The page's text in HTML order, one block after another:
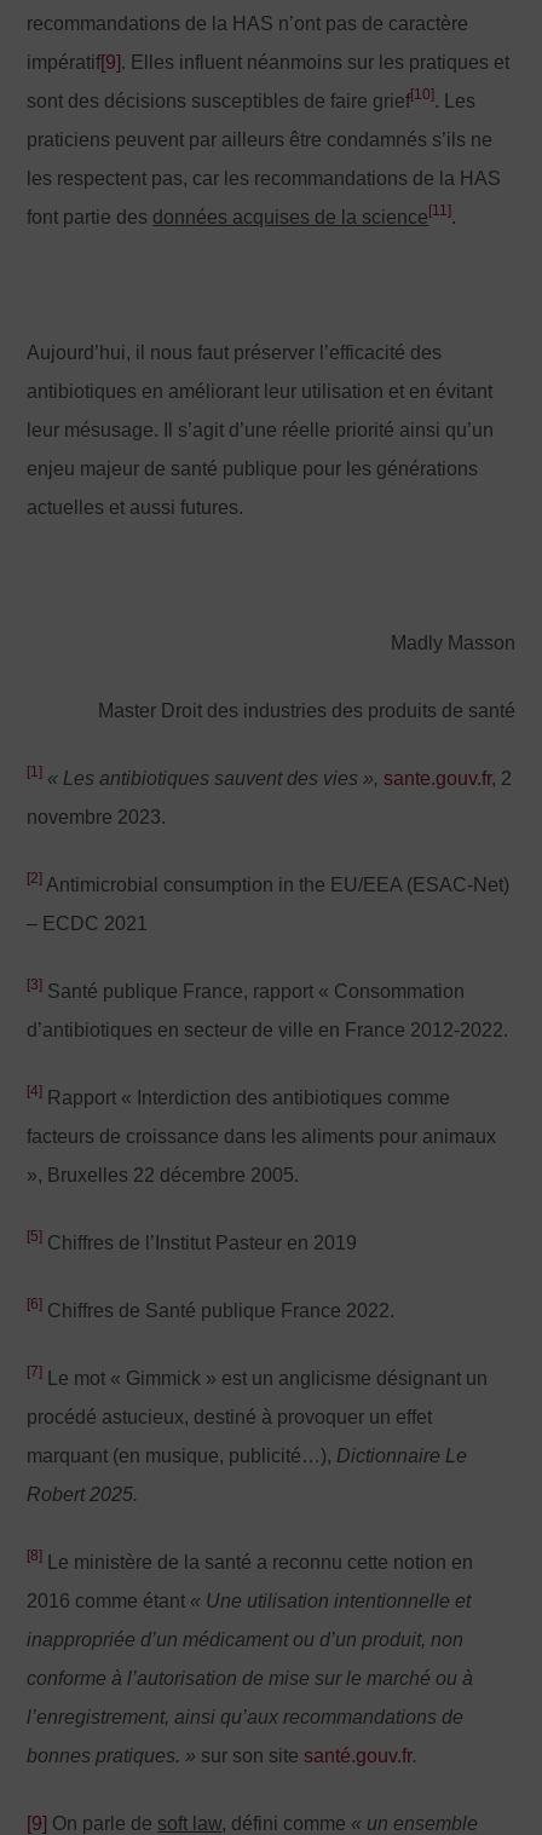
recommandations de la HAS n’ont pas de caractère
impératif[9]. Elles influent néanmoins sur les pratiques et
sont des décisions susceptibles de faire grief[10]. Les
praticiens peuvent par ailleurs être condamnés s’ils ne
les respectent pas, car les recommandations de la HAS
font partie des données acquises de la science [11].
Aujourd’hui, il nous faut préserver l’efficacité des
antibiotiques en améliorant leur utilisation et en évitant
leur mésusage. Il s’agit d’une réelle priorité ainsi qu’un
enjeu majeur de santé publique pour les générations
actuelles et aussi futures.
Madly Masson
Master Droit des industries des produits de santé
[1] « Les antibiotiques sauvent des vies », sante.gouv.fr, 2
novembre 2023.
[2] Antimicrobial consumption in the EU/EEA (ESAC-Net)
– ECDC 2021
[3] Santé publique France, rapport « Consommation
d’antibiotiques en secteur de ville en France 2012-2022.
[4] Rapport « Interdiction des antibiotiques comme
facteurs de croissance dans les aliments pour animaux
», Bruxelles 22 décembre 2005.
[5] Chiffres de l’Institut Pasteur en 2019
[6] Chiffres de Santé publique France 2022.
[7]
Le mot « Gimmick » est un anglicisme désignant un
procédé astucieux, destiné à provoquer un effet
marquant (en musique, publicité…), Dictionnaire Le
Robert 2025.
[8]
Le ministère de la santé a reconnu cette notion en
2016 comme étant « Une utilisation intentionnelle et
inappropriée d’un médicament ou d’un produit, non
conforme à l’autorisation de mise sur le marché ou à
l’enregistrement, ainsi qu’aux recommandations de
bonnes pratiques. » sur son site santé.gouv.fr.
[9] On parle de soft law, défini comme « un ensemble